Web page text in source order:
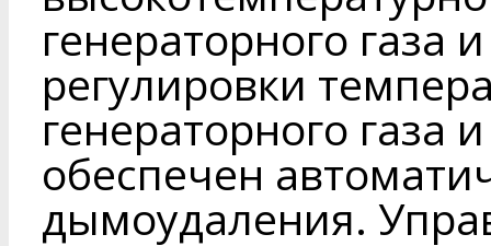
генераторного газа
регулировки
генераторного газа
обеспечен
дымоудаления.